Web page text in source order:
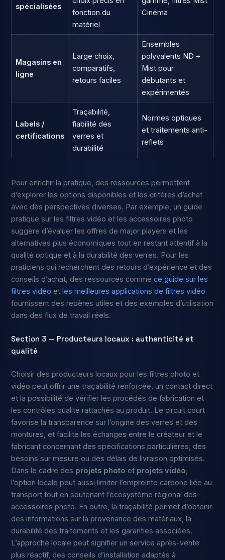
spécialisées
fonction du
matériel
Cinéma
Magasins en
ligne
Large choix,
comparatifs,
retours faciles
Ensembles
polyvalents ND +
Mist pour
débutants et
expérimentés
Labels /
certifications
Traçabilité,
fiabilité des
verres et
durabilité
Normes optiques
et traitements anti-
reflets
Pour enrichir la pratique, des ressources permettent
d’explorer les options disponibles et les critères d’achat
avec des perspectives diverses. Par exemple, un guide
pratique sur les filtres vidéo et les accessoires photo
suggère d’évaluer les offres de major players et les
alternatives plus économiques tout en restant attentif à la
qualité optique et à la durabilité des verres. Pour les
praticiens qui recherchent des retours d’expérience et des
conseils d’achat, des ressources commece guide sur les
filtres vidéo etles meilleures applications de filtres vidéo
fournissent des repères utiles et des exemples d’utilisation
dans des flux de travail réels.
Section 3 — Producteurs locaux : authenticité et
qualité
Choisir des producteurs locaux pour les filtres photo et
vidéo peut offrir une traçabilité renforcée, un contact direct
et la possibilité de vérifier les procédés de fabrication et
les contrôles qualité rattachés au produit. Le circuit court
favorise la transparence sur l’origine des verres et des
montures, et facilite les échanges entre le créateur et le
fabricant concernant des spécifications particulières, des
besoins sur mesure ou des délais de livraison optimisés.
Dans le cadre des projets photo et projets vidéo,
l’option locale peut aussi limiter l’empreinte carbone liée au
transport tout en soutenant l’écosystème régional des
accessoires photo. En outre, la traçabilité permet d’obtenir
des informations sur la provenance des matériaux, la
durabilité des traitements et les garanties associées.
L’approche locale peut signifier un service après-vente
plus réactif, des conseils d’installation adaptés à